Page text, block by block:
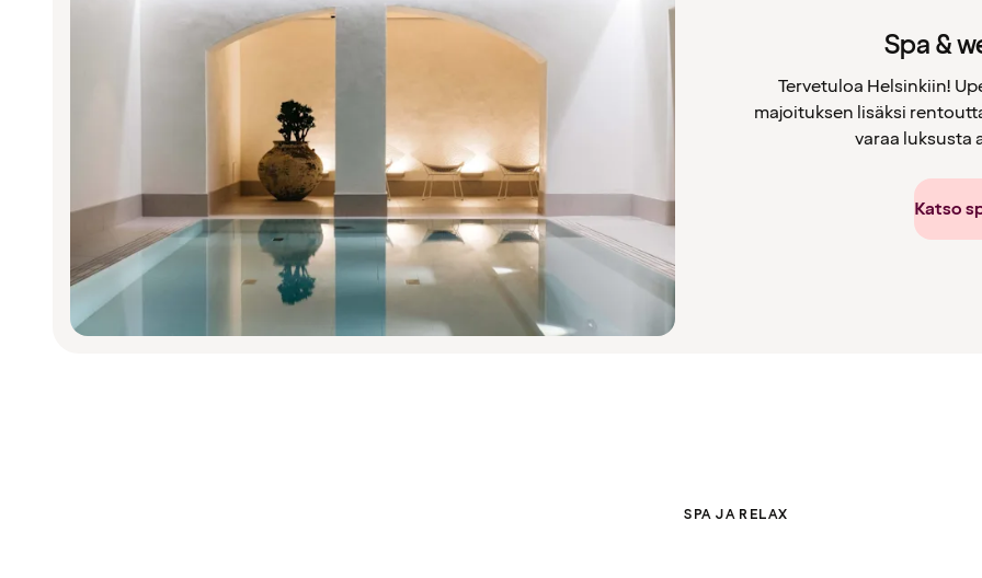
Spa &
Tervetuloa Helsinkiin!
majoituksen lisäksi
varaa luksusta
Katso
SPA JA RELAX